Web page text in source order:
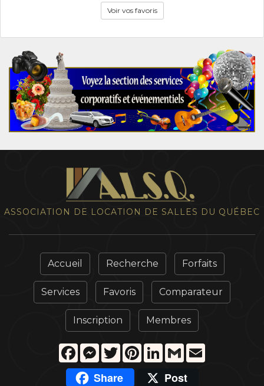
Voir vos favoris
ASSOCIATION DE LOCATION DE SALLES DU QUÉBEC
Accueil Recherche Forfaits
Services Favoris Comparateur
Inscription Membres
FacebookMessenger
TwitterPinterestLinkedIn
Gmail
Share Post